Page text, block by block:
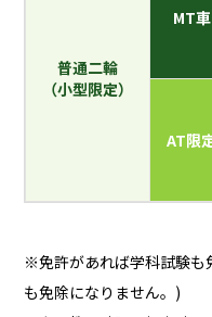
普通二輪
（小型限定）
MT車
AT限
※免許があれば学科試験も
も免除になりません。)